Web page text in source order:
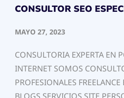
CONSULTOR SEO
MAYO 27, 2023
CONSULTORIA EXPERTA EN
INTERNET SOMOS
PROFESIONALES